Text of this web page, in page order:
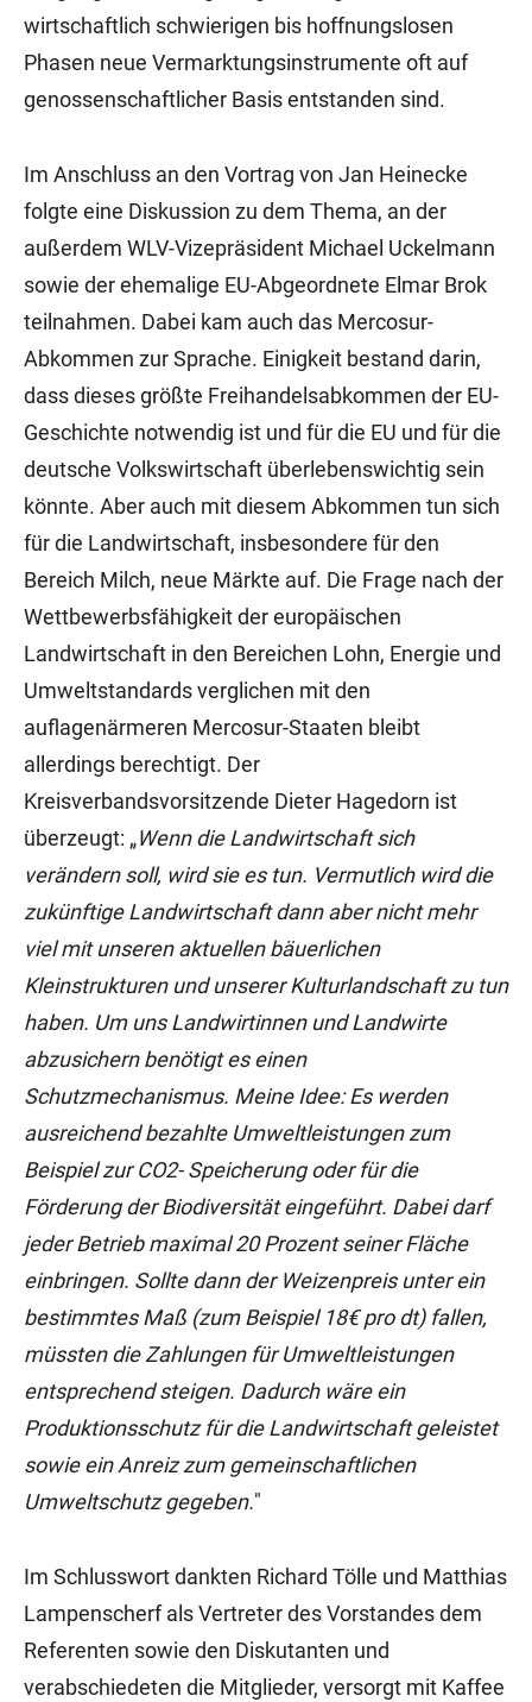
wirtschaftlich schwierigen bis hoffnungslosen
Phasen neue Vermarktungsinstrumente oft auf
genossenschaftlicher Basis entstanden sind.
Im Anschluss an den Vortrag von Jan Heinecke
folgte eine Diskussion zu dem Thema, an der
außerdem WLV-Vizepräsident Michael Uckelmann
sowie der ehemalige EU-Abgeordnete Elmar Brok
teilnahmen. Dabei kam auch das Mercosur-
Abkommen zur Sprache. Einigkeit bestand darin,
dass dieses größte Freihandelsabkommen der EU-
Geschichte notwendig ist und für die EU und für die
deutsche Volkswirtschaft überlebenswichtig sein
könnte. Aber auch mit diesem Abkommen tun sich
für die Landwirtschaft, insbesondere für den
Bereich Milch, neue Märkte auf. Die Frage nach der
Wettbewerbsfähigkeit der europäischen
Landwirtschaft in den Bereichen Lohn, Energie und
Umweltstandards verglichen mit den
auflagenärmeren Mercosur-Staaten bleibt
allerdings berechtigt. Der
Kreisverbandsvorsitzende Dieter Hagedorn ist
überzeugt: „Wenn die Landwirtschaft sich
verändern soll, wird sie es tun. Vermutlich wird die
zukünftige Landwirtschaft dann aber nicht mehr
viel mit unseren aktuellen bäuerlichen
Kleinstrukturen und unserer Kulturlandschaft zu tun
haben. Um uns Landwirtinnen und Landwirte
abzusichern benötigt es einen
Schutzmechanismus. Meine Idee: Es werden
ausreichend bezahlte Umweltleistungen zum
Beispiel zur CO2- Speicherung oder für die
Förderung der Biodiversität eingeführt. Dabei darf
jeder Betrieb maximal 20 Prozent seiner Fläche
einbringen. Sollte dann der Weizenpreis unter ein
bestimmtes Maß (zum Beispiel 18€ pro dt) fallen,
müssten die Zahlungen für Umweltleistungen
entsprechend steigen. Dadurch wäre ein
Produktionsschutz für die Landwirtschaft geleistet
sowie ein Anreiz zum gemeinschaftlichen
Umweltschutz gegeben."
Im Schlusswort dankten Richard Tölle und Matthias
Lampenscherf als Vertreter des Vorstandes dem
Referenten sowie den Diskutanten und
verabschiedeten die Mitglieder, versorgt mit Kaffee